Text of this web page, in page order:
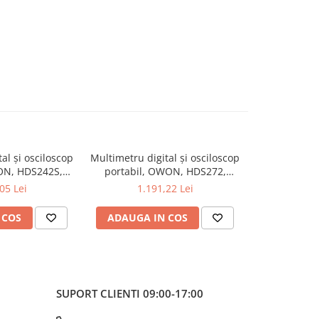
și osciloscop
HDS242S,
200mA-
Lei
Multimetru digital și osciloscop
portabil, OWON, HDS272,
200mV-1kV, 200mA-
1.191,22 Lei
ADAUGA IN COS
SUPORT CLIENTI 09:00-17:00